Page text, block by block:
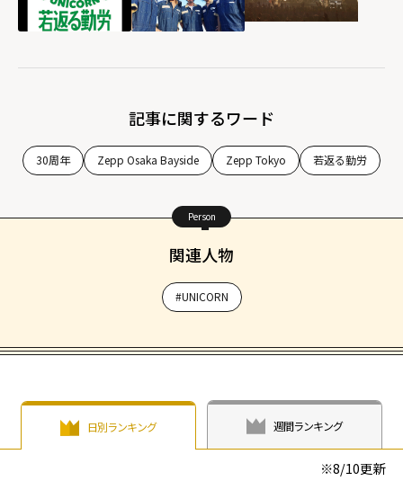
記事に関するワード
30周年 Zepp Osaka Bayside Zepp Tokyo 若返る勤労
Person
関連人物
#UNICORN
日別ランキング 週間ランキング
※8/10更新